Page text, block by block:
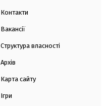
Контакти
Вакансії
Структура власності
Архів
Карта сайту
Ігри